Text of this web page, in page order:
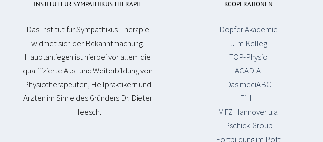
INSTITUT FÜR SYMPATHIKUS THERAPIE
Das Institut für Sympathikus-Therapie
widmet sich der Bekanntmachung.
Hauptanliegen ist hierbei vor allem die
qualifizierte Aus- und Weiterbildung von
Physiotherapeuten, Heilpraktikern und
Ärzten im Sinne des Gründers Dr. Dieter
Heesch.
KOOPERATIONEN
Döpfer Akademie
Ulm Kolleg
TOP-Physio
ACADIA
Das mediABC
FiHH
MFZ Hannover u.a.
Pschick-Group
Fortbildung im Pott